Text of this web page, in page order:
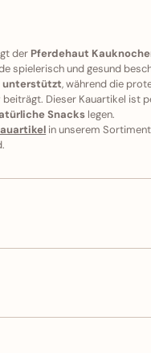
der Pferdehaut
spielerisch und gesund
unterstützt, während die
beiträgt. Dieser Kauartikel ist
Snacks legen.
in unserem